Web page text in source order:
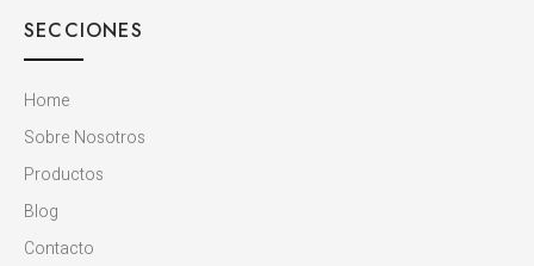
SECCIONES
Home
Sobre Nosotros
Productos
Blog
Contacto